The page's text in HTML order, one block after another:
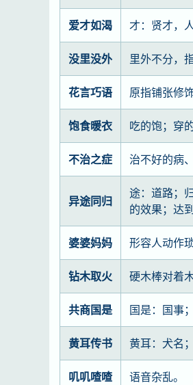
爱才如渴 才：贤才，
没里没外 里外不分，
花言巧语 原指铺张修
饱食暖衣 吃的饱；穿
不治之症 治不好的病
异途同归
途：道路；
的效果；达
婆婆妈妈 形容人动作
钻木取火 硬木棒对着
共商国是 国是：国事
黄耳传书 黄耳：犬名
叽叽喳喳 语音杂乱。